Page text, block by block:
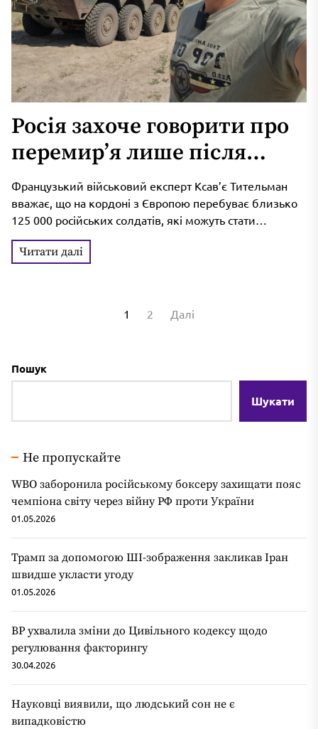
Росія захоче говорити про
перемир’я лише після
поразки літнього наступу –
французький експерт
Французький військовий експерт Ксав’є Тительман
вважає, що на кордоні з Європою перебуває близько
125 000 російських солдатів, які можуть стати
готовими до агресії, подібної до...
Читати далі
1 2 Далі
Пошук
Шукати
Не пропускайте
WBO заборонила російському боксеру захищати пояс
чемпіона світу через війну РФ проти України
01.05.2026
Трамп за допомогою ШІ-зображення закликав Іран
швидше укласти угоду
01.05.2026
ВР ухвалила зміни до Цивільного кодексу щодо
регулювання факторингу
30.04.2026
Науковці виявили, що людський сон не є
випадковістю